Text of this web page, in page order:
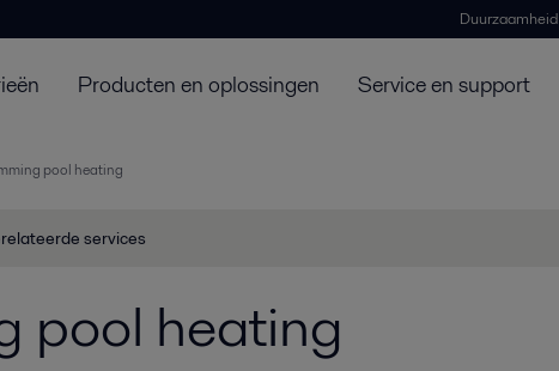
Duurzaamheid
Producten en oplossingen Service en support
pool heating
services
pool heating